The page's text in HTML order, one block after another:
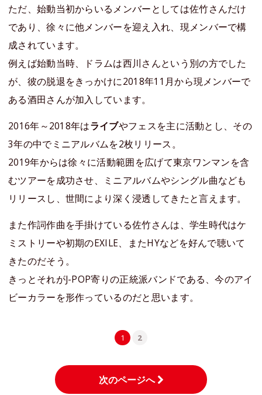
ただ、始動当初からいるメンバーとしては佐竹さんだけ
であり、徐々に他メンバーを迎え入れ、現メンバーで構
成されています。
例えば始動当時、ドラムは西川さんという別の方でした
が、彼の脱退をきっかけに2018年11月から現メンバーで
ある酒田さんが加入しています。
2016年～2018年はライブやフェスを主に活動とし、その
3年の中でミニアルバムを2枚リリース。
2019年からは徐々に活動範囲を広げて東京ワンマンを含
むツアーを成功させ、ミニアルバムやシングル曲なども
リリースし、世間により深く浸透してきたと言えます。
また作詞作曲を手掛けている佐竹さんは、学生時代はケ
ミストリーや初期のEXILE、またHYなどを好んで聴いて
きたのだそう。
きっとそれがJ-POP寄りの正統派バンドである、今のアイ
ビーカラーを形作っているのだと思います。
1 2
次のページへ